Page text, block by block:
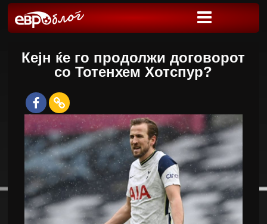
Кејн ќе го продолжи договорот
со Тотенхем Хотспур?